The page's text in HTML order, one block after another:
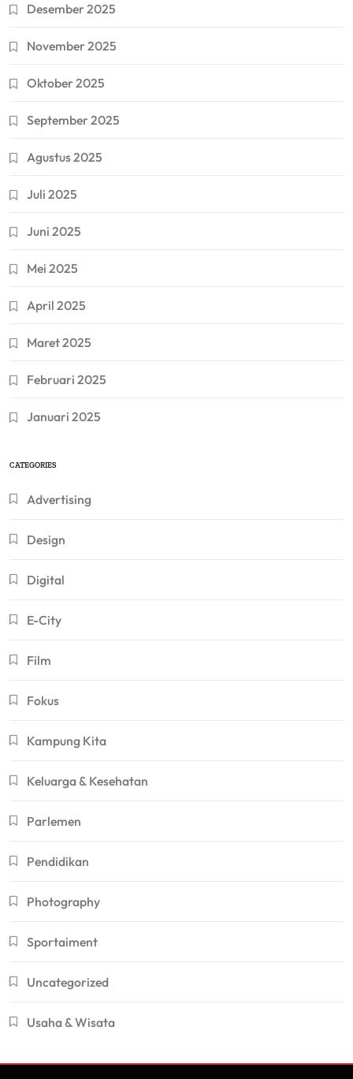
Desember 2025
November 2025
Oktober 2025
September 2025
Agustus 2025
Juli 2025
Juni 2025
Mei 2025
April 2025
Maret 2025
Februari 2025
Januari 2025
CATEGORIES
Advertising
Design
Digital
E-City
Film
Fokus
Kampung Kita
Keluarga & Kesehatan
Parlemen
Pendidikan
Photography
Sportaiment
Uncategorized
Usaha & Wisata